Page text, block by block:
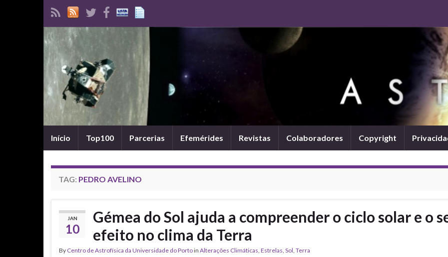
Início Top100 Parcerias Efemérides Revistas Colaboradores Copyright
TAG: PEDRO AVELINO
JAN
10
Gémea do Sol ajuda a compreender o ciclo solar e o
efeito no clima da Terra
By Centro de Astrofísica da Universidade do Portoin Alterações Climáticas, Estrelas, Sol, Terra